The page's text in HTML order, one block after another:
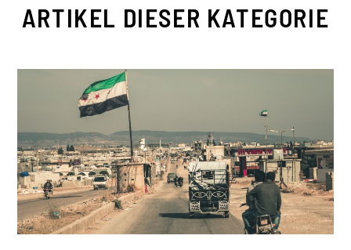
ARTIKEL DIESER KATEGORIE